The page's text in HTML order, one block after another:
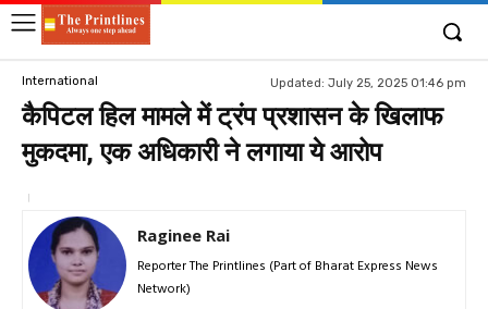
International Updated: July 25, 2025 01:46 pm
कैपिटल हिल मामले में ट्रंप प्रशासन के खिलाफ
मुकदमा, एक अधिकारी ने लगाया ये आरोप
Raginee Rai
Reporter The Printlines (Part of Bharat Express News
Network)